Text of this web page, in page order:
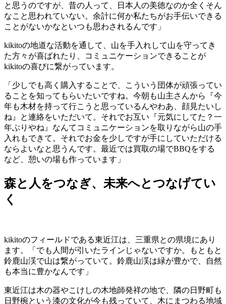
と思うのですが、昔の人って、日本人の美徳なのか全くそん
なこと思われていない。余計に何か私たちがお手伝いできる
ことがないかなといつも思わされるんです」
kikitoの地道な活動を通して、山を手入れして山を守ってき
た方々が喜ばれたり、コミュニケーションできることが
kikitoの喜びに繋がっています。
「少しでも高く購入することで、こういう団体が頑張ってい
ることを知ってもらいたいですね。今朝も山主さんから『今
年も木材を持って行こうと思っているんやわあ、顔見たいし
ね』と連絡をいただいて。それでお互い『元気にしてた？一
年ぶりやね』なんてコミュニケーションを取りながら山の手
入れもできて。それでお金を少しですが手にしていただける
ならよいなと思うんです。最近では買取の場でBBQをする
など、憩いの場も作っています」
森と人をつなぎ、未来へとつなげてい
く
kikitoのフィールドである東近江は、三重県との県境にあり
ます。「でも人間が引いたラインじゃないですか。もともと
鈴鹿山渓で山は繋がっていて。鈴鹿山渓は緑が豊かで、自然
も本当に豊かなんです」
東近江は木の器やこけしの木地師発祥の地で、隣の日野町も
日野椀という漆の文化が今も残っていて、木にまつわる地域